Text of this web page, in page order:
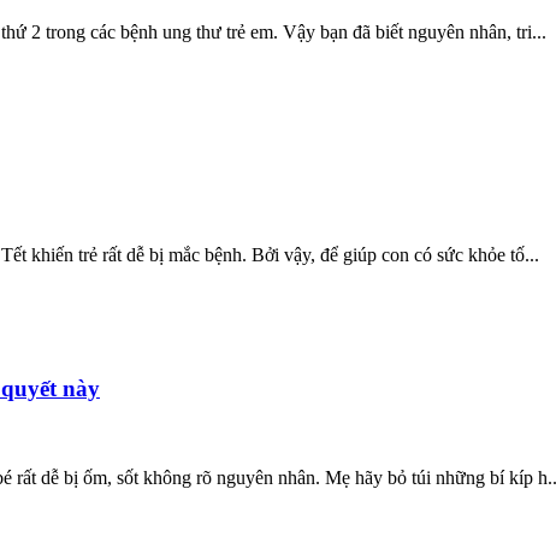
2 trong các bệnh ung thư trẻ em. Vậy bạn đã biết nguyên nhân, tri...
khiến trẻ rất dễ bị mắc bệnh. Bởi vậy, để giúp con có sức khỏe tố...
này
rất dễ bị ốm, sốt không rõ nguyên nhân. Mẹ hãy bỏ túi những bí kíp